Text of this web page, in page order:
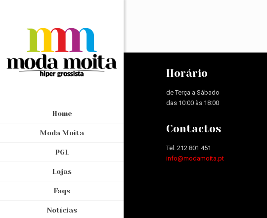
Home
Moda Moita
PGL
Lojas
Faqs
Notícias
Horário
de Terça a Sábado
das 10:00 às 18:00
Contactos
Tel. 212 801 451
info@modamoita.pt